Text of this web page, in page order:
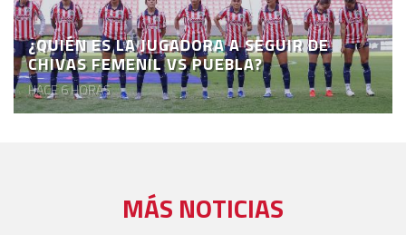
¿QUIÉN ES LA JUGADORA A SEGUIR DE
CHIVAS FEMENIL VS PUEBLA?
HACE 6 HORAS
MÁS NOTICIAS